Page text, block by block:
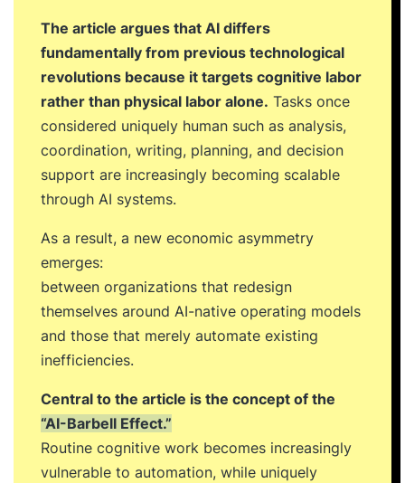
The article argues that AI differs
fundamentally from previous technological
revolutions because it targets cognitive labor
rather than physical labor alone. Tasks once
considered uniquely human such as analysis,
coordination, writing, planning, and decision
support are increasingly becoming scalable
through AI systems.
As a result, a new economic asymmetry
emerges:
between organizations that redesign
themselves around AI-native operating models
and those that merely automate existing
inefficiencies.
Central to the article is the concept of the
“AI-Barbell Effect.”
Routine cognitive work becomes increasingly
vulnerable to automation, while uniquely